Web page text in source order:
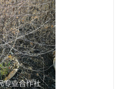
柽柳苗
四翅滨藜